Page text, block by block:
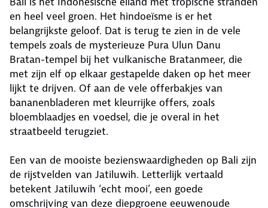
en heel veel groen. Het hindoeïsme is er het
belangrijkste geloof. Dat is terug te zien in de vele
tempels zoals de mysterieuze Pura Ulun Danu
Bratan-tempel bij het vulkanische Bratanmeer, die
met zijn elf op elkaar gestapelde daken op het meer
lijkt te drijven. Of aan de vele offerbakjes van
bananenbladeren met kleurrijke offers, zoals
bloemblaadjes en voedsel, die je overal in het
straatbeeld terugziet.
Een van de mooiste bezienswaardigheden op Bali zijn
de rijstvelden van Jatiluwih. Letterlijk vertaald
betekent Jatiluwih ‘echt mooi’, een goede
omschrijving van deze diepgroene eeuwenoude